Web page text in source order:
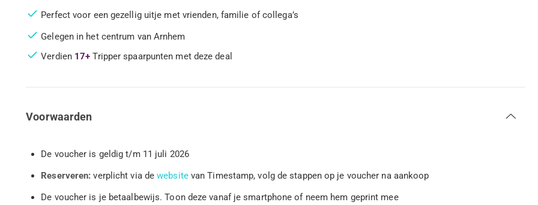
Perfect voor een gezellig uitje met vrienden, familie of collega’s
Gelegen in het centrum van Arnhem
Verdien 17+ Tripper spaarpunten met deze deal
Voorwaarden
De voucher is geldig t/m 11 juli 2026
Reserveren: verplicht via dewebsitevan Timestamp, volg de stappen op je voucher na aankoop
De voucher is je betaalbewijs. Toon deze vanaf je smartphone of neem hem geprint mee